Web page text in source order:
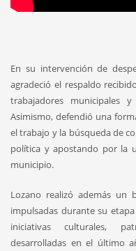
En su intervención de
agradeció el respaldo
trabajadores municipales
Asimismo, defendió una
el trabajo y la búsqueda de
política y apostando por la
municipio.
Lozano realizó además un
impulsadas durante su
iniciativas culturales,
desarrolladas en el último